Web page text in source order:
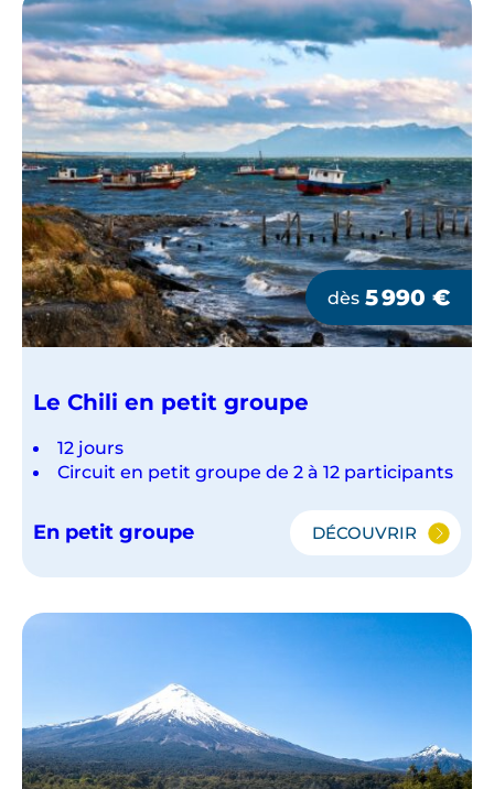
EN
PETIT
dès 5 990 €
Le Chili en petit groupe
12 jours
Circuit en petit groupe de 2 à 12 participants
En petit groupe DÉCOUVRIR
LE
PETIT
GROUPE